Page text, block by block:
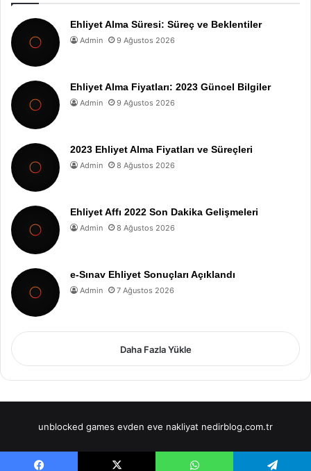
Ehliyet Alma Süresi: Süreç ve Beklentiler
Admin 9 Ağustos 2026
Ehliyet Alma Fiyatları: 2023 Güncel Bilgiler
Admin 9 Ağustos 2026
2023 Ehliyet Alma Fiyatları ve Süreçleri
Admin 8 Ağustos 2026
Ehliyet Affı 2022 Son Dakika Gelişmeleri
Admin 8 Ağustos 2026
e-Sınav Ehliyet Sonuçları Açıklandı
Admin 7 Ağustos 2026
Daha Fazla Yükle
unblocked games evden eve nakliyat nedirblog.com.tr